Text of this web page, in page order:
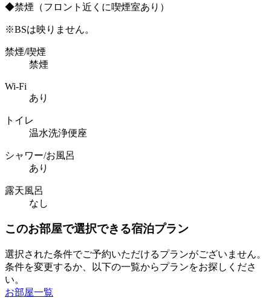
◆禁煙（フロント近くに喫煙室あり）
※BSは映りません。
禁煙/喫煙
禁煙
Wi-Fi
あり
トイレ
温水洗浄便座
シャワー/お風呂
あり
露天風呂
なし
このお部屋で選択できる宿泊プラン
選択された条件でご予約いただけるプランがございません。
条件を変更するか、以下の一覧からプランをお探しくださ
い。
お部屋一覧